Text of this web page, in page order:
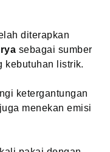
diterapkan
sebagai sumber
kebutuhan listrik.
ketergantungan
menekan emisi